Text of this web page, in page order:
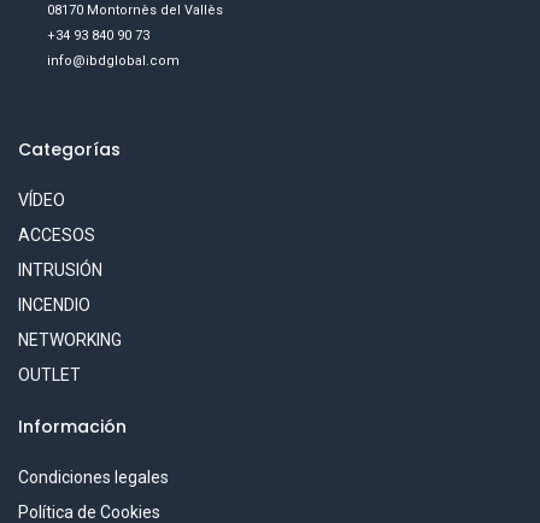
08170 Montornès del Vallès
+34 93 840 90 73
info@ibdglobal.com
Categorías
VÍDEO
ACCESOS
INTRUSIÓN
INCENDIO
NETWORKING
OUTLET
Información
Condiciones legales
Política de Cookies